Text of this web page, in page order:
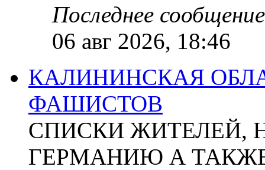
Последнее сообщение
06 авг 2026, 18:46
КАЛИНИНСКАЯ
ФАШИСТОВ
СПИСКИ ЖИТЕЛЕЙ,
ГЕРМАНИЮ А